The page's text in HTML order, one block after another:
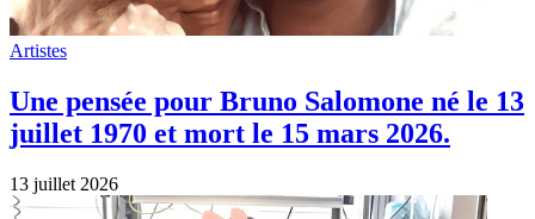
Artistes
Une pensée pour Bruno Salomone né le 13
juillet 1970 et mort le 15 mars 2026.
13 juillet 2026